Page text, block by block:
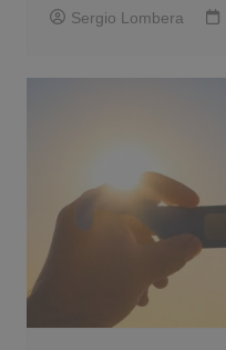
Sergio Lombera